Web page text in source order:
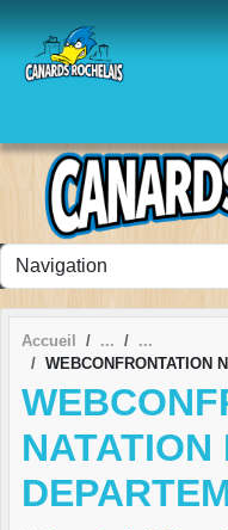
Accueil
WEBCONFRONTATION
NATATION